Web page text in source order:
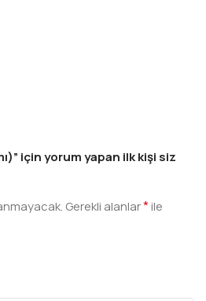
için yorum yapan ilk kişi siz
Gerekli alanlar*ile